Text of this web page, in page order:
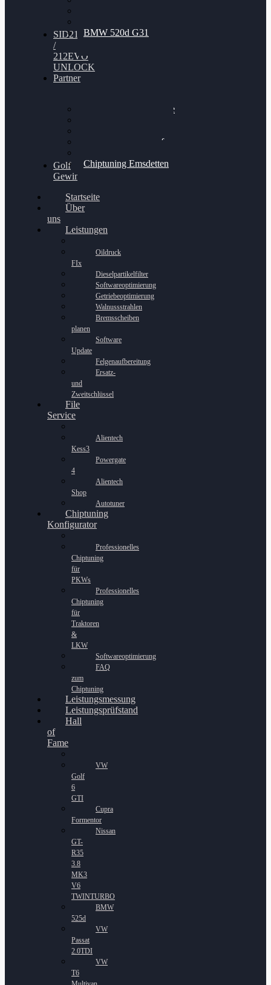
BMW 520d G31
SID212
/
212EVO
UNLOCK
Partner
Bilgenroth Performance
Chiptuning Schüttorf
Chiptuning Emsdetten
Golf
Gewinnspiel
Startseite
Über
uns
Leistungen
Oildruck
FIx
Dieselpartikelfilter
Softwareoptimierung
Getriebeoptimierung
Walnussstrahlen
Bremsscheiben
planen
Software
Update
Felgenaufbereitung
Ersatz-
und
Zweitschlüssel
File
Service
Alientech
Kess3
Powergate
4
Alientech
Shop
Autotuner
Chiptuning
Konfigurator
Professionelles
Chiptuning
für
PKWs
Professionelles
Chiptuning
für
Traktoren
&
LKW
Softwareoptimierung
FAQ
zum
Chiptuning
Leistungsmessung
Leistungsprüfstand
Hall
of
Fame
VW
Golf
6
GTI
Cupra
Formentor
Nissan
GT-
R35
3.8
MK3
V6
TWINTURBO
BMW
525d
VW
Passat
2.0TDI
VW
T6